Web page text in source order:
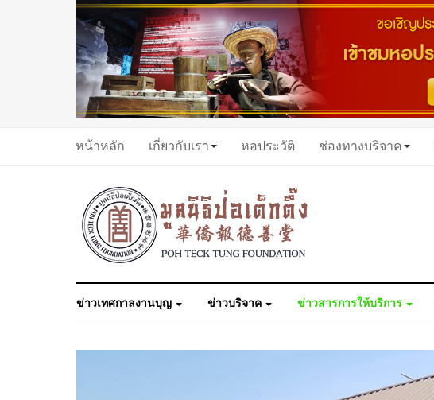
หน้าหลัก เกี่ยวกับเรา หอประวัติ ช่องทางบริจาค
ข่าวเทศกาลงานบุญ ข่าวบริจาค ข่าวสารการให้บริการ